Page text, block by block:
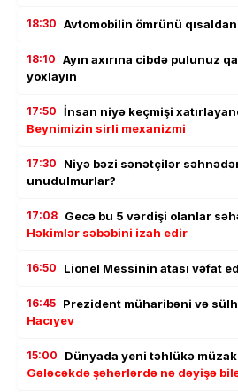
18:30 Avtomobilin ömrünü
18:10 Ayın axırına cibdə pulunuz
yoxlayın
17:50 İnsan niyə keçmişi
Beynimizin sirli mexanizmi
17:30
Niyə bəzi sənətçilər
unudulmurlar?
17:08 Gecə bu 5 vərdişi olanlar
Həkimlər səbəbini izah edir
16:50 Lionel Messinin atası vəfat
16:45 Prezident müharibəni və
Hacıyev
15:00
Dünyada yeni təhlükə
Gələcəkdə şəhərlərdə nə dəyişə